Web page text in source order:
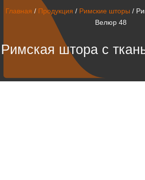
Главная / Продукция / Римские шторы /
Велюр 48
Римская штора с